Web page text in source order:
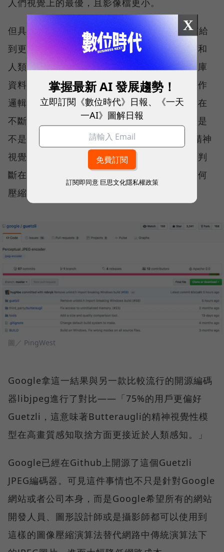
人們視覺上的最優，且影像檔更小。
但具體是如何做到的，Google Blog中也沒有給
到更詳細的解釋。但既然是一項基於圖像壓縮和
人類感知的深度學習技術——或許如果把圖像庫
資料打散成各種標籤，與人們視覺感知的結果作
邏輯連接，提供人們視覺下的最佳解做模型。在
不斷地攝入眾多這樣的資料來源（圖像）後，是
不是就可以形成可以支撐Guetzli演算法的「精神
視覺」模型？而這個精神視覺模型已經學會了判
斷在人們覺得什麼樣的圖片更好看以及圖片如何
壓縮之間的最佳解？嗯，可能比人更瞭解。
圖／ PingWest
Google拿這一結果與另一款比較流行的開源編碼
器libjpeg進行了對比——「75%的用戶更偏好
Guetzli，這意味著Butteraugli的精神視覺性模
型在高畫質感知取捨方面更接近於人類感知。」
Google已經在Github上開源了這個Guetzli
JPEG編碼器。可見這件事情也不只是針對Google
網站或者公司本身，而是Google希望所有的網站
開發人員、圖形設計師或是攝影師都可以使用到
這樣的圖像壓縮演算法替代網路中傳統演算法下
X
掌握最新 AI 發展趨勢！
立即訂閱《數位時代》日報、《一天
一AI》圖解日報
訂閱即同意 巨思文化隱私權政策